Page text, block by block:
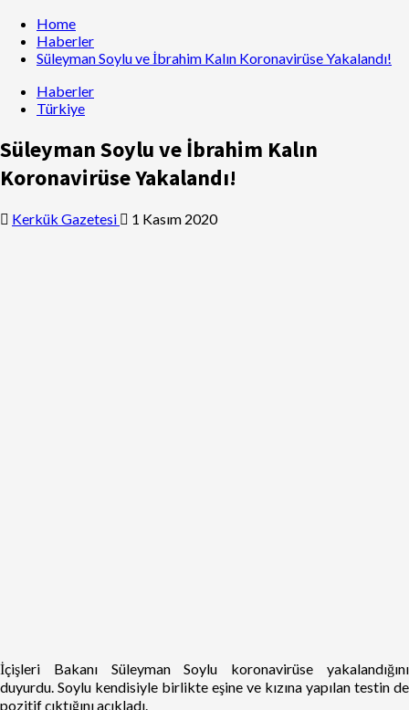
Home
Haberler
Süleyman Soylu ve İbrahim Kalın Koronavirüse Yakalandı!
Haberler
Türkiye
Süleyman Soylu ve İbrahim Kalın
Koronavirüse Yakalandı!
Kerkük Gazetesi 1 Kasım 2020
İçişleri Bakanı Süleyman Soylu koronavirüse yakalandığını
duyurdu. Soylu kendisiyle birlikte eşine ve kızına yapılan testin de
pozitif çıktığını açıkladı.